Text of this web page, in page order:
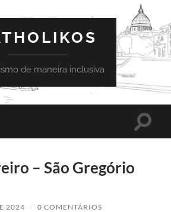
de maneira inclusiva
Toggle
– São Gregório
2024 / 0 COMENTÁRIOS